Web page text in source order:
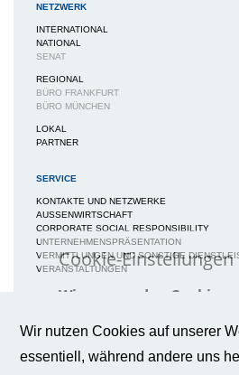
NETZWERK
INTERNATIONAL
NATIONAL
SENAT
REGIONAL
BÜRO FRANKFURT
BÜRO MÜNCHEN
LOKAL
PARTNER
SERVICE
KONTAKTE UND NETZWERKE
AUSSENWIRTSCHAFT
CORPORATE SOCIAL RESPONSIBILITY
UNTERNEHMENSPRÄSENTATION
VERMITTLUNGEN UND SONSTIGE
VERANSTALTUNGEN
NEWS / BERICHTE / ARTIKEL
BROSCHÜREN
Wir nutzen Cookies auf unserer
essentiell, während andere uns
Cookie-Einstellungen
Wir verwenden Cookies
Nutzungserlebnis zu
Weitere Informationen